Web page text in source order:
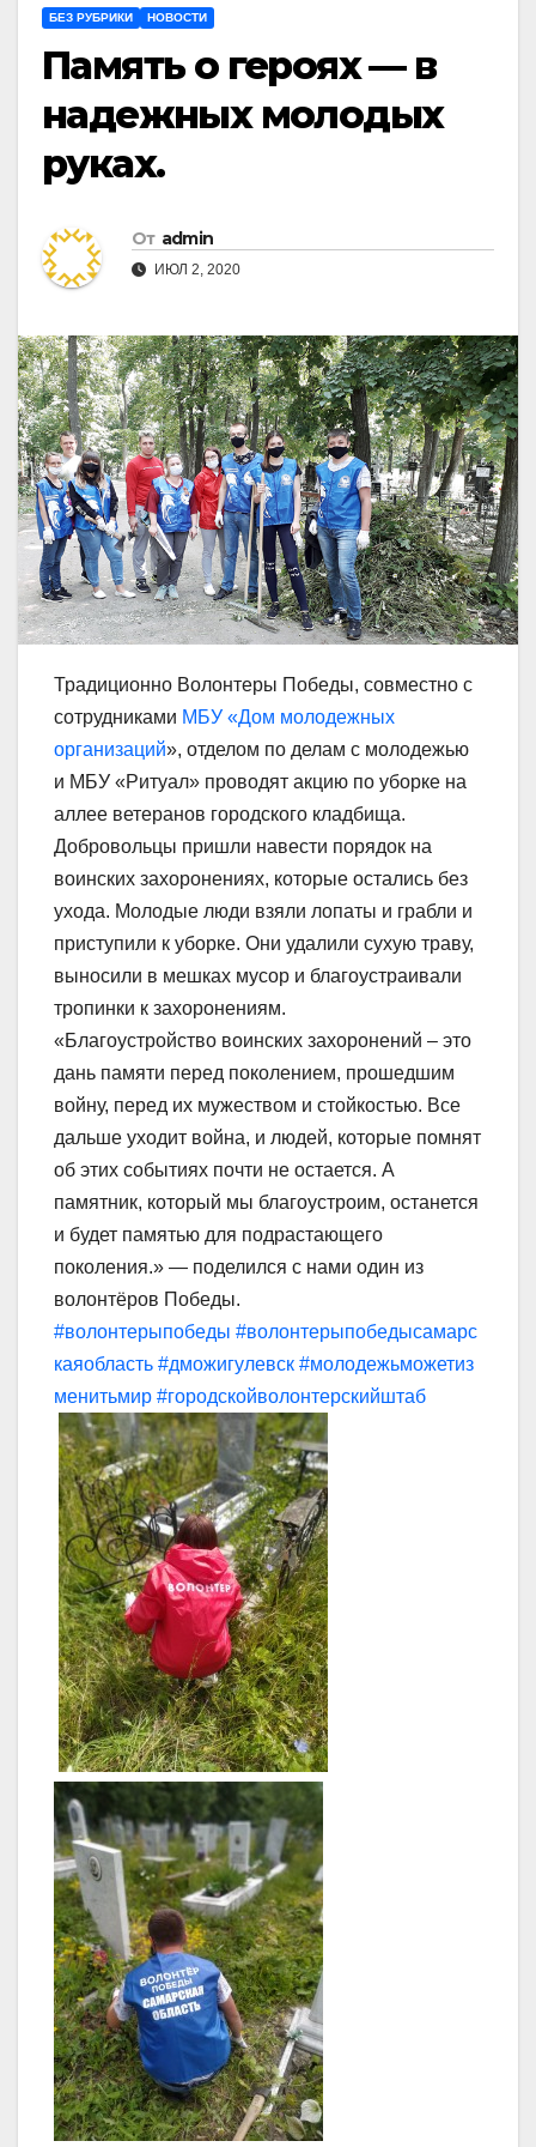
БЕЗ РУБРИКИ НОВОСТИ
Память о героях — в
надежных молодых
руках.
От admin
ИЮЛ 2, 2020
Традиционно Волонтеры Победы, совместно с
сотрудниками МБУ «Дом молодежных
организаций», отделом по делам с молодежью
и МБУ «Ритуал» проводят акцию по уборке на
аллее ветеранов городского кладбища.
Добровольцы пришли навести порядок на
воинских захоронениях, которые остались без
ухода. Молодые люди взяли лопаты и грабли и
приступили к уборке. Они удалили сухую траву,
выносили в мешках мусор и благоустраивали
тропинки к захоронениям.
«Благоустройство воинских захоронений – это
дань памяти перед поколением, прошедшим
войну, перед их мужеством и стойкостью. Все
дальше уходит война, и людей, которые помнят
об этих событиях почти не остается. А
памятник, который мы благоустроим, останется
и будет памятью для подрастающего
поколения.» — поделился с нами один из
волонтёров Победы.
#волонтерыпобеды #волонтерыпобедысамарс
каяобласть #дможигулевск #молодежьможетиз
менитьмир #городскойволонтерскийштаб